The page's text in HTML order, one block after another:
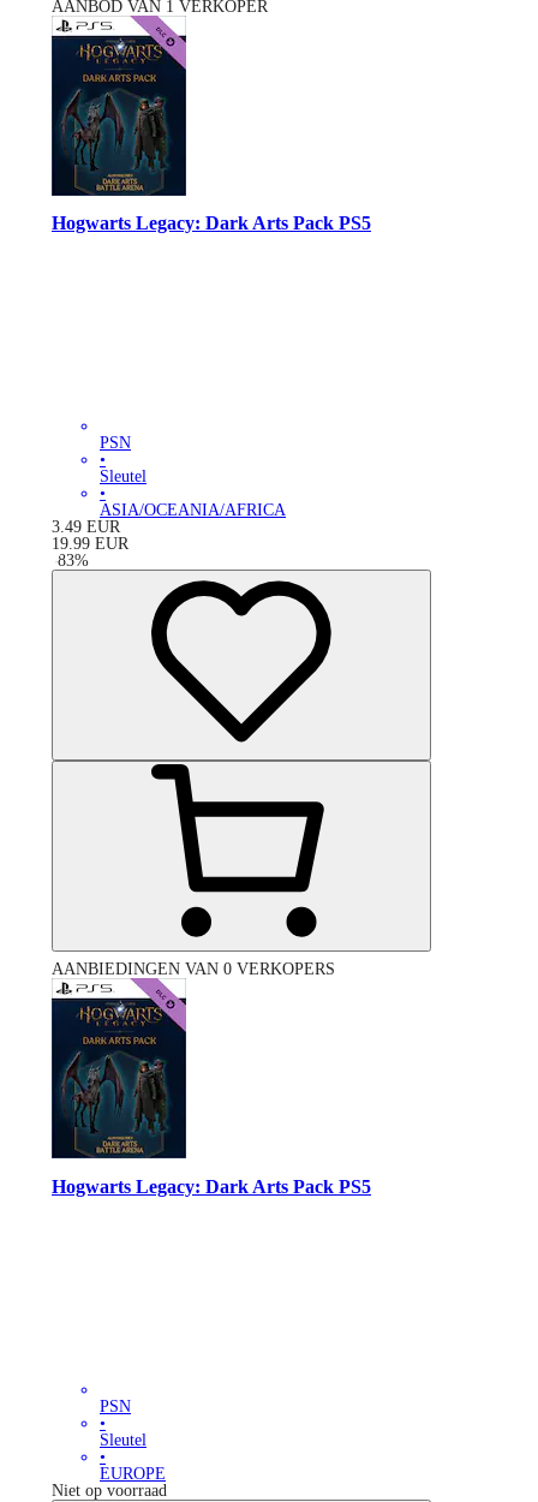
AANBOD VAN 1 VERKOPER
Hogwarts Legacy: Dark Arts Pack PS5
PSN
•
Sleutel
•
ASIA/OCEANIA/AFRICA
3.49 EUR
19.99 EUR
-83%
AANBIEDINGEN VAN 0 VERKOPERS
Hogwarts Legacy: Dark Arts Pack PS5
PSN
•
Sleutel
•
EUROPE
Niet op voorraad